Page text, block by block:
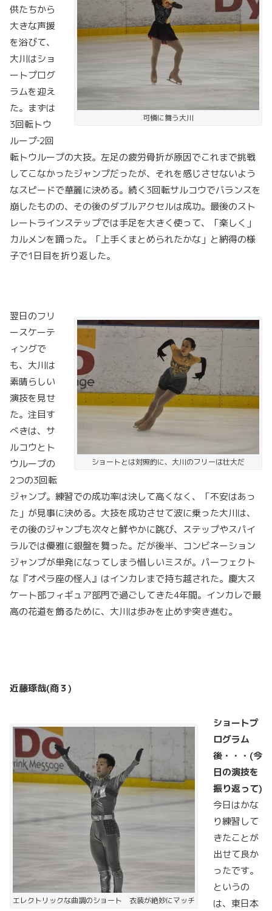
可憐に舞う大川
供たちから
大きな声援
を浴びて、
大川はショ
ートプログ
ラムを迎え
た。まずは
3回転トウ
ループ‐2回
転トウループの大技。左足の疲労骨折が原因でこれまで挑戦
してこなかったジャンプだったが、それを感じさせないよう
なスピードで華麗に決める。続く3回転サルコウでバランスを
崩したものの、その後のダブルアクセルは成功。最後のスト
レートラインステップでは手足を大きく使って、「楽しく」
カルメンを踊った。「上手くまとめられたかな」と納得の様
子で1日目を折り返した。
ショートとは対照的に、大川のフリーは壮大だ
翌日のフリ
ースケーテ
ィングで
も、大川は
素晴らしい
演技を見せ
た。注目す
べきは、サ
ルコウとト
ウループの
2つの3回転
ジャンプ。練習での成功率は決して高くなく、「不安はあっ
た」が見事に決める。大技を成功させて波に乗った大川は、
その後のジャンプも次々と鮮やかに跳び、ステップやスパイ
ラルでは優雅に銀盤を舞った。だが後半、コンビネーション
ジャンプが単発になってしまう惜しいミスが。パーフェクト
な『オペラ座の怪人』はインカレまで持ち越された。慶大ス
ケート部フィギュア部門で過ごしてきた4年間。インカレで最
高の花道を飾るために、大川は歩みを止めず突き進む。
近藤琢哉(商３)
エレクトリックな曲調のショート 衣装が絶妙にマッチ
ショートプ
ログラム
後・・・ (今
日の演技を
振り返って)
今日はかな
り練習して
きたことが
出せて良か
ったです。
というの
は、東日本